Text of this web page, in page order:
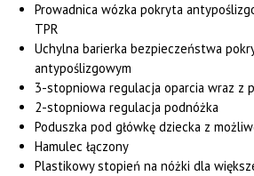
Prowadnica wózka pokryta
TPR
Uchylna barierka bezpieczeństwa
antypoślizgowym
3-stopniowa regulacja oparcia wraz z
2-stopniowa regulacja podnóżka
Poduszka pod główkę dziecka z
Hamulec łączony
Plastikowy stopień na nóżki dla